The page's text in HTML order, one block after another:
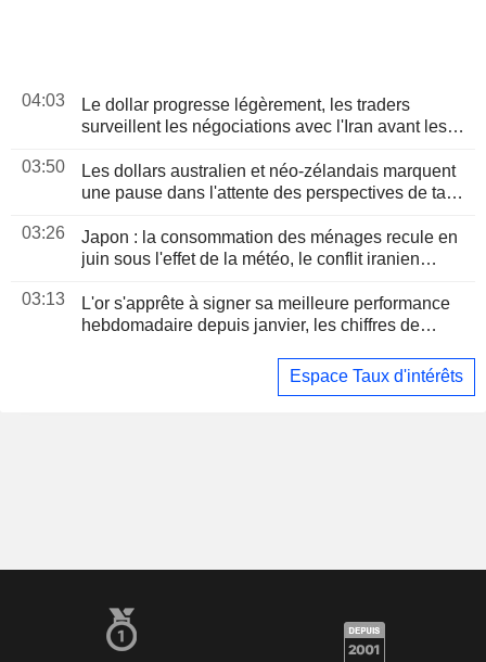
04:03
Le dollar progresse légèrement, les traders
surveillent les négociations avec l'Iran avant les
03:50
Les dollars australien et néo-zélandais marquent
une pause dans l'attente des perspectives de taux
03:26
Japon : la consommation des ménages recule en
juin sous l'effet de la météo, le conflit iranien
03:13
L'or s'apprête à signer sa meilleure performance
hebdomadaire depuis janvier, les chiffres de
Espace Taux d'intérêts